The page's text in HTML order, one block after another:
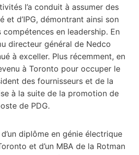
l’a conduit à assumer des
et d’IPG, démontrant ainsi son
en leadership. En
directeur général de Nedco
à exceller. Plus récemment, en
à Toronto pour occuper le
des fournisseurs et de la
à la suite de la promotion de
de PDG.
diplôme en génie électrique
et d’un MBA de la Rotman